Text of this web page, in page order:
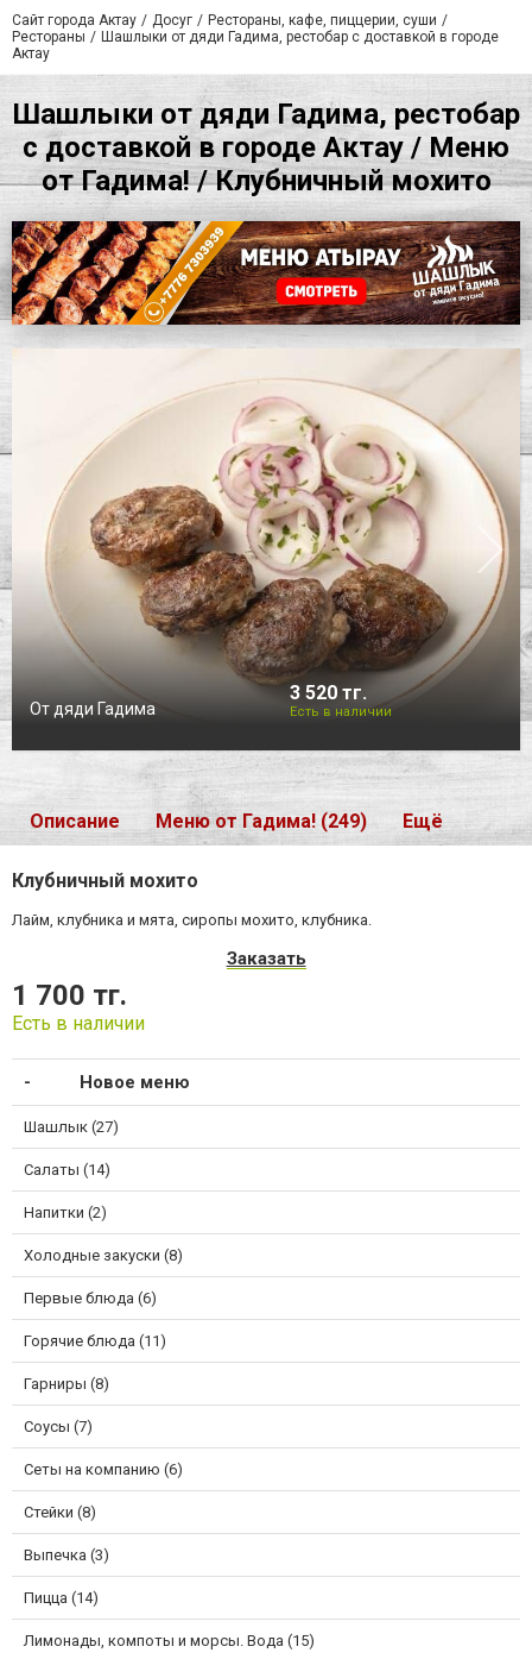
Сайт города Актау Досуг
Рестораны, кафе, пиццерии, суши
Рестораны
Шашлыки от дяди Гадима, рестобар с доставкой в городе
Актау
Шашлыки от дяди Гадима, рестобар
с доставкой в городе Актау / Меню
от Гадима! / Клубничный мохито
От дяди Гадима
3 520 тг.
Есть в наличии
Описание Меню от Гадима! (249) Ещё
Клубничный мохито
Лайм, клубника и мята, сиропы мохито, клубника.
Заказать
1 700 тг.
Есть в наличии
Новое меню
Шашлык (27)
Салаты (14)
Напитки (2)
Холодные закуски (8)
Первые блюда (6)
Горячие блюда (11)
Гарниры (8)
Соусы (7)
Сеты на компанию (6)
Стейки (8)
Выпечка (3)
Пицца (14)
Лимонады, компоты и морсы. Вода (15)